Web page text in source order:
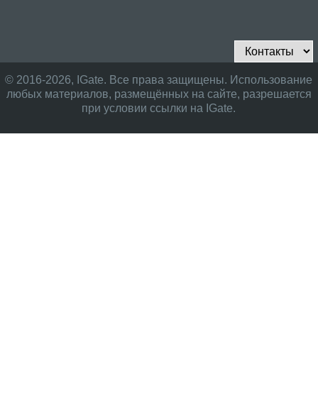
© 2016-2026, IGate. Все права защищены. Использование
любых материалов, размещённых на сайте, разрешается
при условии ссылки на IGate.